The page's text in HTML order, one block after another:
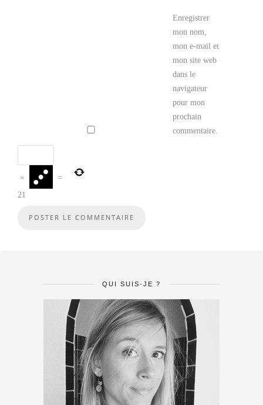
Enregistrer
mon nom,
mon e-mail et
mon site web
dans le
navigateur
pour mon
prochain
commentaire.
×
=
21
QUI SUIS-JE ?